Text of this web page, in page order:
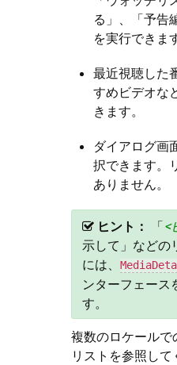
る」、「予告
を実行できま
最近視聴した
すめビデオな
きます。
ダイアログ画
択できます。
ありません。
ヒント： 「
示して」などの
には、
ンターフェース
す。
複数のロケール
リストを参照し